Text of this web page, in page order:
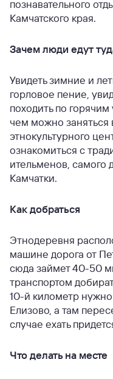
познавательного
Камчатского края.
Зачем люди едут
Увидеть зимние и
горловое пение,
походить по горячим
чем можно
этнокультурного
ознакомиться с
ительменов, самого
Камчатки.
Как добраться
Этнодеревня
машине дорога от
сюда займет 40-50
транспортом
10-й километр
Елизово, а там
случае ехать
Что делать на месте